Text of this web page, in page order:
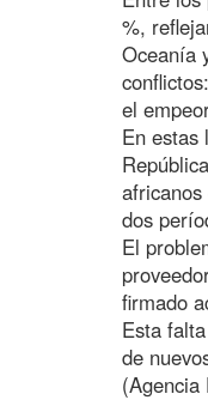
%,
Oceanía
el
En estas
dos
El
firmado
Esta
de
(Agencia